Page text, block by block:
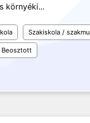
környéki...
Szakiskola /
Beosztott